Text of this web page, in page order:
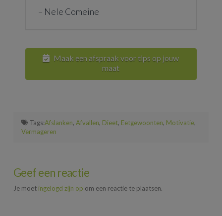
Nele Comeine
Maak een afspraak voor tips op jouw
maat
Tags:Afslanken,Afvallen, Dieet, Eetgewoonten, Motivatie,
Vermageren
Geef een reactie
Je moet ingelogd zijn op om een reactie te plaatsen.